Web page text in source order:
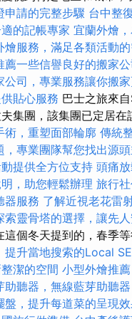
申請的完整步驟 台中整
的記帳專家 宜蘭外燴
燴服務，滿足各類活動
薦一些信譽良好的搬家
公司，專業服務讓你搬
貼心服務 巴士之旅來
集團，該集團已定居在
術，重塑面部輪廓 傳統
，專業團隊幫您找出源
提供全方位支持 頭痛
，助您輕鬆辦理 旅行
器服務 了解近視老花雷
索靈骨塔的選擇，讓先
這個冬天提到的，春季
提升當地搜索的Local
潔的空間 小型外燴推
助聽器，無線藍芽助聽
盤，提升每道菜的呈現